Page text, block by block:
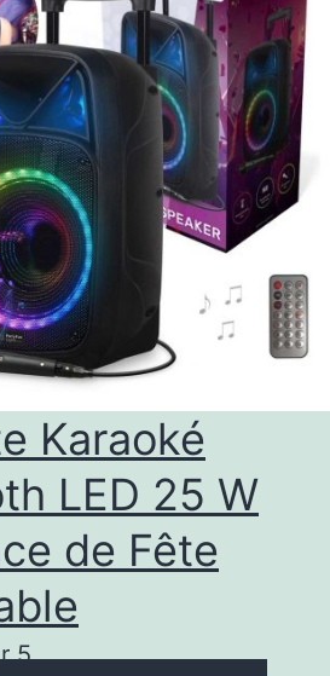
Karaoké
LED 25 W
de Fête
5